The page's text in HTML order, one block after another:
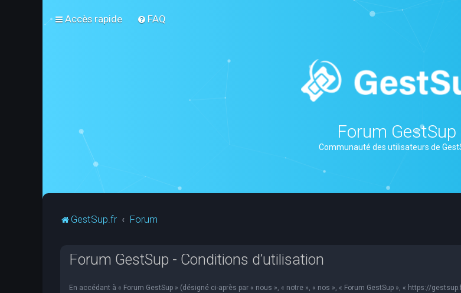
Accès rapide FAQ
Forum GestSup
Communauté des utilisateurs de
GestSup.fr Forum
Forum GestSup - Conditions d’utilisation
En accédant à « Forum GestSup » (désigné ci-après par « nous », « notre », « nos », « Forum GestSup », « https://